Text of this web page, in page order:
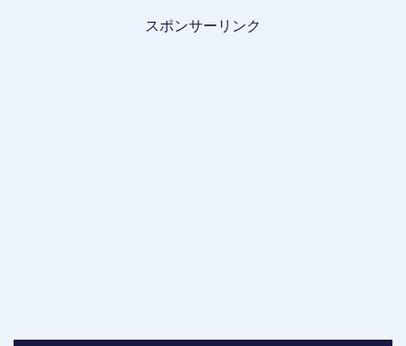
スポンサーリンク